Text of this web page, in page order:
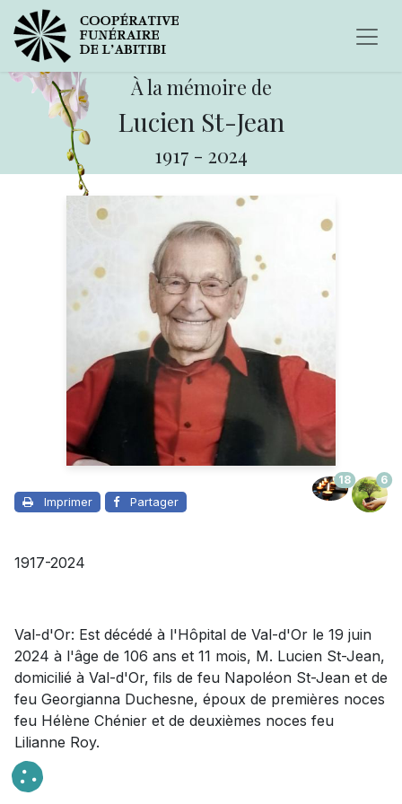
À la mémoire de
Lucien St-Jean
1917 - 2024
Imprimer Partager
18 6
1917-2024
Val-d'Or: Est décédé à l'Hôpital de Val-d'Or le 19 juin
2024 à l'âge de 106 ans et 11 mois, M. Lucien St-Jean,
domicilié à Val-d'Or, fils de feu Napoléon St-Jean et de
feu Georgianna Duchesne, époux de premières noces
feu Hélène Chénier et de deuxièmes noces feu
Lilianne Roy.